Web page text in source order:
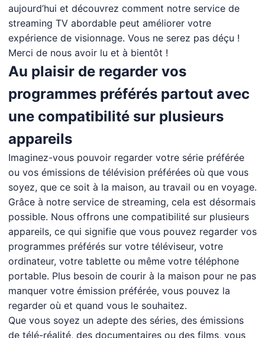
aujourd’hui et découvrez comment notre service de
streaming TV abordable peut améliorer votre
expérience de visionnage. Vous ne serez pas déçu !
Merci de nous avoir lu et à bientôt !
Au plaisir de regarder vos
programmes préférés partout avec
une compatibilité sur plusieurs
appareils
Imaginez-vous pouvoir regarder votre série préférée
ou vos émissions de télévision préférées où que vous
soyez, que ce soit à la maison, au travail ou en voyage.
Grâce à notre service de streaming, cela est désormais
possible. Nous offrons une compatibilité sur plusieurs
appareils, ce qui signifie que vous pouvez regarder vos
programmes préférés sur votre téléviseur, votre
ordinateur, votre tablette ou même votre téléphone
portable. Plus besoin de courir à la maison pour ne pas
manquer votre émission préférée, vous pouvez la
regarder où et quand vous le souhaitez.
Que vous soyez un adepte des séries, des émissions
de télé-réalité, des documentaires ou des films, vous